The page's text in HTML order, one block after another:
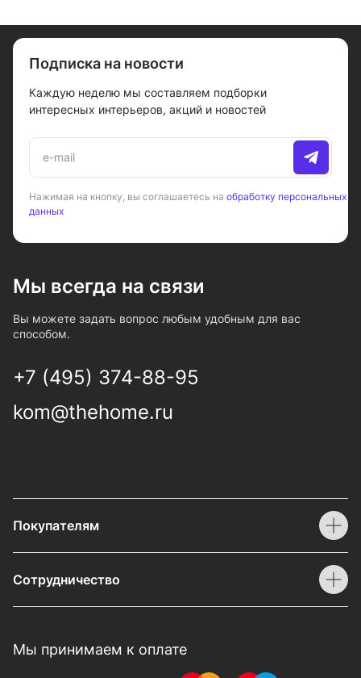
Подписка на новости
Каждую неделю мы составляем подборки
интересных интерьеров, акций и новостей
Нажимая на кнопку, вы соглашаетесь на обработку персональных
данных
Мы всегда на связи
Вы можете задать вопрос любым удобным для вас
способом.
+7 (495) 374-88-95
kom@thehome.ru
Покупателям
Сотрудничество
Мы принимаем к оплате